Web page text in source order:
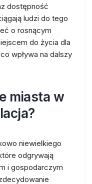
dostępność
ludzi do tego
o rosnącym
do życia dla
wpływa na dalszy
miasta w
niewielkiego
odgrywają
i gospodarczym